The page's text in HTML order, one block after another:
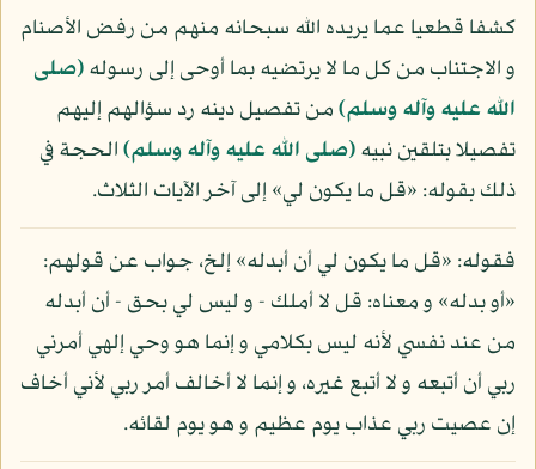
كشفا قطعيا عما يريده الله سبحانه منهم من رفض الأصنام
و الاجتناب من كل ما لا يرتضيه بما أوحى إلى رسوله(صلى
الله عليه وآله وسلم)من تفصيل دينه رد سؤالهم إليهم
تفصيلا بتلقين نبيه(صلى الله عليه وآله وسلم)الحجة في
ذلك بقوله: «قل ما يكون لي» إلى آخر الآيات الثلاث.
فقوله: «قل ما يكون لي أن أبدله» إلخ، جواب عن قولهم:
«أو بدله» و معناه: قل لا أملك - و ليس لي بحق - أن أبدله
من عند نفسي لأنه ليس بكلامي و إنما هو وحي إلهي أمرني
ربي أن أتبعه و لا أتبع غيره، و إنما لا أخالف أمر ربي لأني أخاف
إن عصيت ربي عذاب يوم عظيم و هو يوم لقائه.